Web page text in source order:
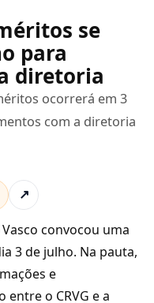
se
para
diretoria
ocorrerá em 3
com a diretoria
↗
convocou uma
3 de julho. Na pauta,
e
o CRVG e a